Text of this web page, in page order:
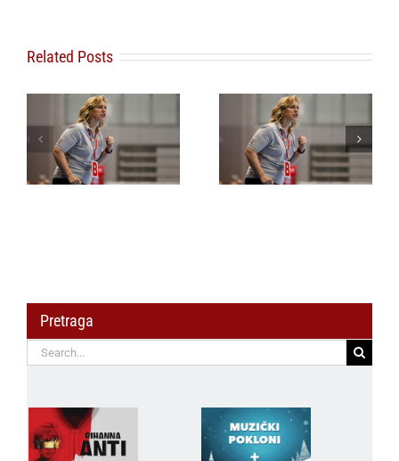
Related Posts
Sandra Kolaković
novi selektor ženske
rukomente
reprezentacije Srbije
Zajedničko
saopštenje RK
Partizan AdmiralBet
i trenera Đorđa
Pretraga
Search
for: